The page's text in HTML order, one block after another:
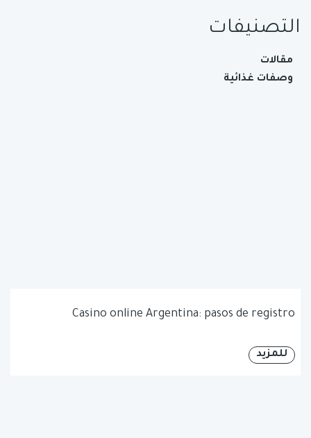
التصنيفات
مقالات
وصفات غذائية
Casino online Argentina: pasos de registro
للمزيد